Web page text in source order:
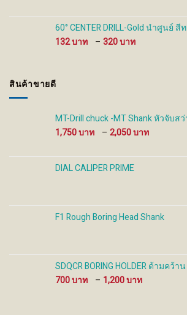
280 ฿
through
930 ฿
60° CENTER DRILL-Gold นำศูนย์ สี
132
– 320
สินค้าขายดี
MT-Drill chuck -MT Shank หัวจับ
1,750
– 2,050
1,750 ฿
DIAL CALIPER PRIME
F1 Rough Boring Head Shank
SDQCR BORING HOLDER ด้ามคว้าน
700
– 1,200